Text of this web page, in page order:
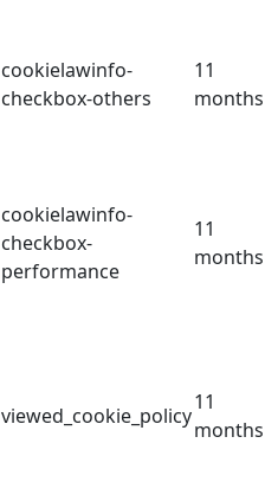
cookielawinfo-
checkbox-others
11
months
cookielawinfo-
checkbox-
performance
11
months
viewed_cookie_policy
11
months